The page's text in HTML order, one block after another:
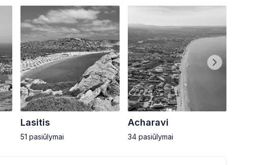
Lasitis
51 pasiūlymai
Acharavi
34pasiūlymai